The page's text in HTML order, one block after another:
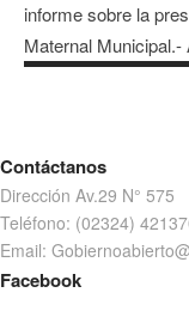
informe sobre la
Maternal
Contáctanos
Dirección Av.29 N° 575
Teléfono: (02324)
Email:
Facebook